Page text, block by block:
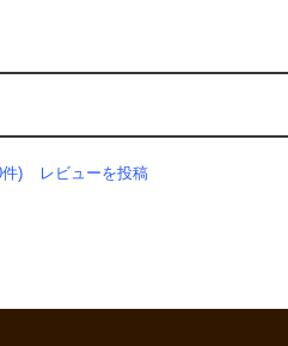
) レビューを投稿